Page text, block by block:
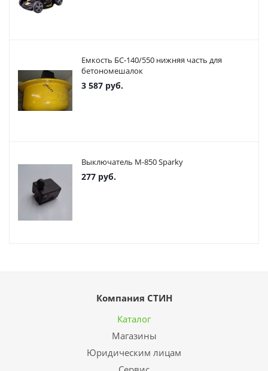
Емкость БС-140/550 нижняя часть для
бетономешалок
3 587 руб.
Выключатель М-850 Sparky
277 руб.
Компания СТИН
Каталог
Магазины
Юридическим лицам